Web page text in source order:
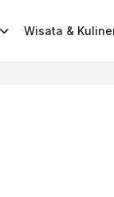
Wisata &